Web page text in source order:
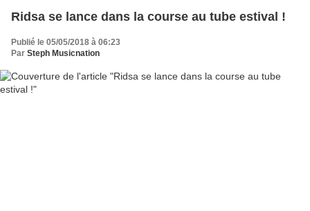
Ridsa se lance dans la course au tube estival !
Publié le 05/05/2018 à 06:23
Par Steph Musicnation